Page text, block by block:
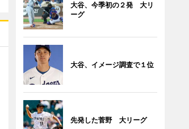
大谷、今季初の２発 大リ
ーグ
大谷、イメージ調査で１位
先発した菅野 大リーグ